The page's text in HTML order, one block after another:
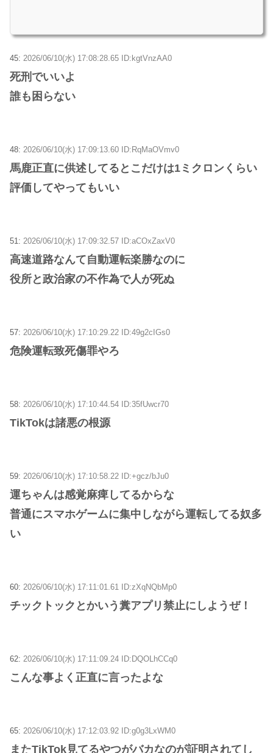
45: 2026/06/10(水) 17:08:28.65 ID:kgtVnzAA0
死刑でいいよ
誰も困らない
48: 2026/06/10(水) 17:09:13.60 ID:RqMaOVmv0
馬鹿正直に供述してるとこだけは1ミクロンくらい
評価してやってもいい
51: 2026/06/10(水) 17:09:32.57 ID:aCOxZaxV0
高速道路なんて自動運転楽勝なのに
役所と政治家の不作為で人が死ぬ
57: 2026/06/10(水) 17:10:29.22 ID:49g2cIGs0
危険運転致死傷罪やろ
58: 2026/06/10(水) 17:10:44.54 ID:35fUwcr70
TikTokは諸悪の根源
59: 2026/06/10(水) 17:10:58.22 ID:+gcz/bJu0
運ちゃんは感覚麻痺してるからな
普通にスマホゲームに集中しながら運転してる奴多
い
60: 2026/06/10(水) 17:11:01.61 ID:zXqNQbMp0
チックトックとかいう糞アプリ禁止にしようぜ！
62: 2026/06/10(水) 17:11:09.24 ID:DQOLhCCq0
こんな事よく正直に言ったよな
65: 2026/06/10(水) 17:12:03.92 ID:g0g3LxWM0
またTikTok見てるやつがバカなのが証明されてし